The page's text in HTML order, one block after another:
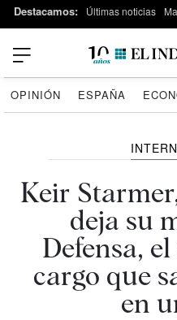
Destacamos: Últimas noticias
OPINIÓN ESPAÑA
Keir
deja su
Defensa,
cargo que
en